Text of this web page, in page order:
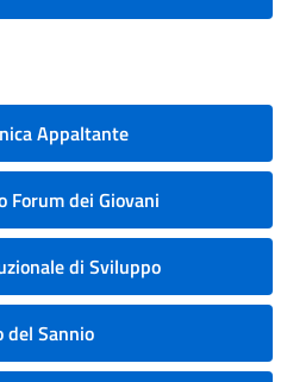
Appaltante
Forum dei Giovani
di Sviluppo
del Sannio